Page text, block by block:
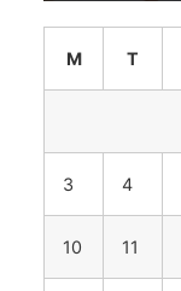
M T
3 4
10 11